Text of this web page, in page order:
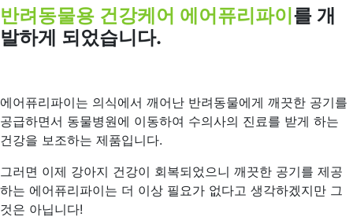
반려동물용 건강케어 에어퓨리파이 를 개
발하게 되었습니다.
에어퓨리파이는 의식에서 깨어난 반려동물에게 깨끗한 공기를
공급하면서 동물병원에 이동하여 수의사의 진료를 받게 하는
건강을 보조하는 제품입니다.
그러면 이제 강아지 건강이 회복되었으니 깨끗한 공기를 제공
하는 에어퓨리파이는 더 이상 필요가 없다고 생각하겠지만 그
것은 아닙니다!